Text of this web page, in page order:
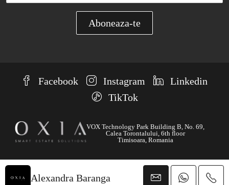
Alexandra Baranga
Facebook Instagram
Linkedin
TikTok
VOX Technology Park Building B, No. 69,
Calea Torontalului, 6th floor
Timisoara, Romania
© OXIA - Toate drepturile rezervate